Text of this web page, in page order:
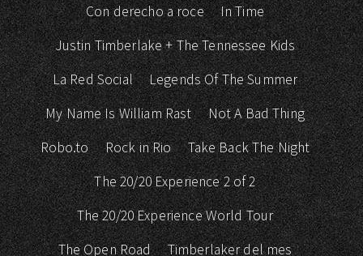
Con derecho a roce
In Time
Justin Timberlake + The Tennessee Kids
La Red Social
Legends Of The Summer
My Name Is William Rast
Not A Bad Thing
Robo.to
Rock in Rio
Take Back The Night
The 20/20 Experience 2 of 2
The 20/20 Experience World Tour
The Open Road
Timberlaker del mes